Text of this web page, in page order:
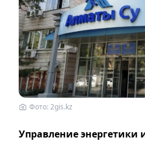
Фото: 2gis.kz
Управление энергетики